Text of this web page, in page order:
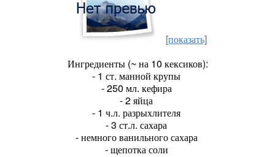
[показать]
Ингредиенты (~ на 10 кексиков):
- 1 ст. манной крупы
- 250 мл. кефира
- 2 яйца
- 1 ч.л. разрыхлителя
- 3 ст.л. сахара
- немного ванильного сахара
- щепотка соли